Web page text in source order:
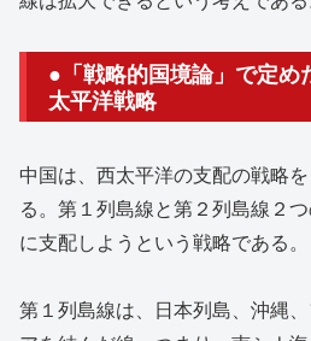
●「戦略的国境論」で定め
太平洋戦略
中国は、西太平洋の支配の戦略
る。第１列島線と第２列島線２
に支配しようという戦略である。
第１列島線は、日本列島、沖縄